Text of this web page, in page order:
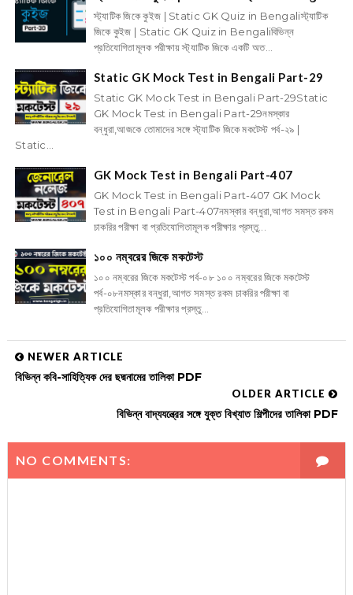
স্ট্যাটিক জিকে কুইজ | Static GK Quiz in Bengaliস্ট্যাটিক
জিকে কুইজ | Static GK Quiz in Bengaliবিভিন্ন
প্রতিযোগিতামূলক পরীক্ষায় স্ট্যাটিক জিকে একটি অত...
Static GK Mock Test in Bengali Part-29
Static GK Mock Test in Bengali Part-29Static
GK Mock Test in Bengali Part-29নমস্কার
বন্ধুরা,আজকে তোমাদের সঙ্গে স্ট্যাটিক জিকে মকটেস্ট পর্ব-২৯ |
Static...
GK Mock Test in Bengali Part-407
GK Mock Test in Bengali Part-407 GK Mock
Test in Bengali Part-407নমস্কার বন্ধুরা,আগত সমস্ত রকম
চাকরির পরীক্ষা বা প্রতিযোগিতামূলক পরীক্ষার প্রস্তু...
১০০ নম্বরের জিকে মকটেস্ট
১০০ নম্বরের জিকে মকটেস্ট পর্ব-০৮ ১০০ নম্বরের জিকে মকটেস্ট
পর্ব-০৮নমস্কার বন্ধুরা,আগত সমস্ত রকম চাকরির পরীক্ষা বা
প্রতিযোগিতামূলক পরীক্ষার প্রস্তু...
NEWER ARTICLE
বিভিন্ন কবি-সাহিত্যিক দের ছদ্মনামের তালিকা PDF
OLDER ARTICLE
বিভিন্ন বাদ্যযন্ত্রের সঙ্গে যুক্ত বিখ্যাত শিল্পীদের তালিকা PDF
NO COMMENTS: